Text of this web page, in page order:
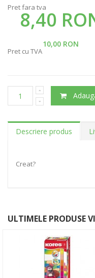
Pret fara tva
8,40
10,00 RON
Pret cu TVA
Descriere produs
Creat?
ULTIMELE PRODUSE